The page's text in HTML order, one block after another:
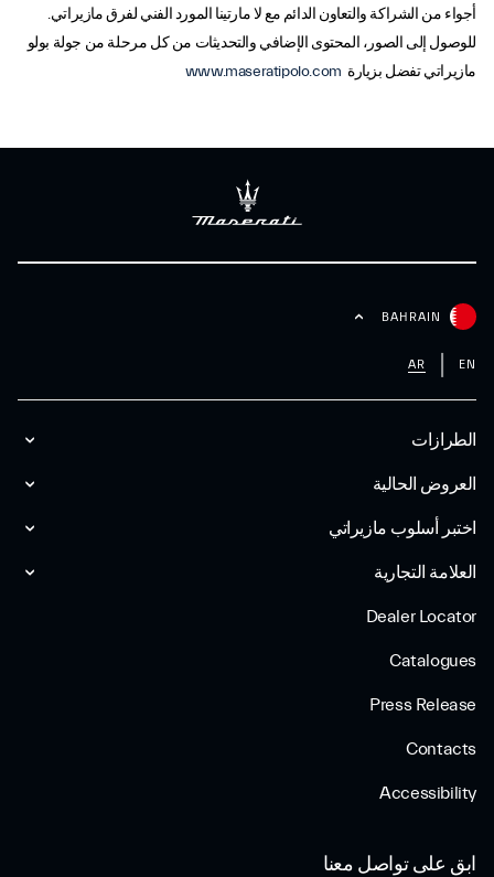
أجواء من الشراكة والتعاون الدائم مع لا مارتينا المورد الفني لفرق مازيراتي.
للوصول إلى الصور، المحتوى الإضافي والتحديثات من كل مرحلة من جولة بولو
مازيراتي تفضل بزيارة
الطرازات
العروض الحالية
اختبر أسلوب مازیراتي
العلامة التجارية
Dealer Locator
Catalogues
Press Release
Contacts
Accessibility
BAHRAIN
EN
AR
ابق على تواصل معنا